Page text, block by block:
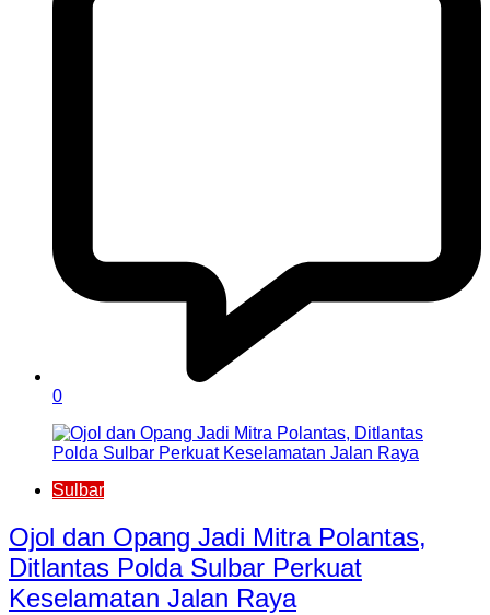
0
Sulbar
Ojol dan Opang Jadi Mitra Polantas,
Ditlantas Polda Sulbar Perkuat
Keselamatan Jalan Raya